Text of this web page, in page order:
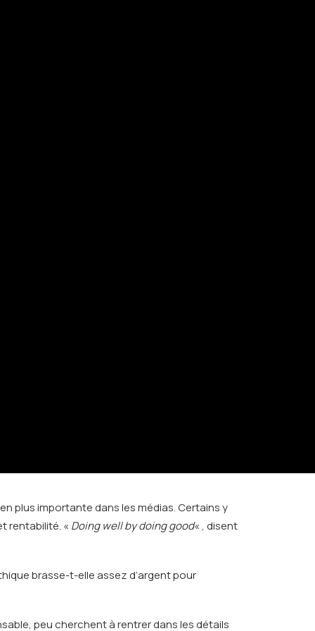
plus importante dans les médias. Certains y
rentabilité. « Doing well by doing good« , disent
brasse-t-elle assez d’argent pour
peu cherchent à rentrer dans les détails